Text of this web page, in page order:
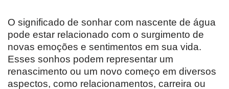
O significado de sonhar com nascente de água
pode estar relacionado com o surgimento de
novas emoções e sentimentos em sua vida.
Esses sonhos podem representar um
renascimento ou um novo começo em diversos
aspectos, como relacionamentos, carreira ou